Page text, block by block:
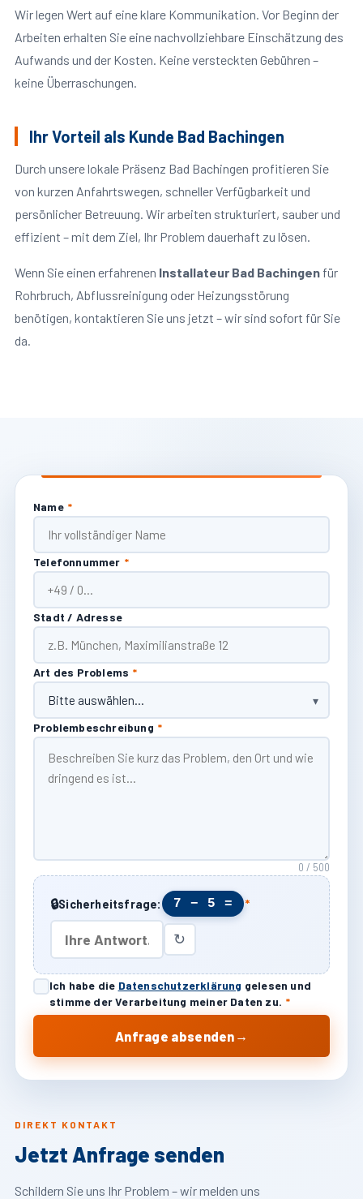
Wir legen Wert auf eine klare Kommunikation. Vor Beginn der
Arbeiten erhalten Sie eine nachvollziehbare Einschätzung des
Aufwands und der Kosten. Keine versteckten Gebühren –
keine Überraschungen.
Ihr Vorteil als Kunde Bad Bachingen
Durch unsere lokale Präsenz Bad Bachingen profitieren Sie
von kurzen Anfahrtswegen, schneller Verfügbarkeit und
persönlicher Betreuung. Wir arbeiten strukturiert, sauber und
effizient – mit dem Ziel, Ihr Problem dauerhaft zu lösen.
Wenn Sie einen erfahrenen Installateur Bad Bachingenfür
Rohrbruch, Abflussreinigung oder Heizungsstörung
benötigen, kontaktieren Sie uns jetzt – wir sind sofort für Sie
da.
DIREKT KONTAKT
Jetzt Anfrage senden
Schildern Sie uns Ihr Problem – wir melden uns
Name *
Telefonnummer *
Stadt / Adresse
Art des Problems *
Problembeschreibung *
0 / 500
🔒Sicherheitsfrage: 7 − 5 = *
↻
Ich habe die Datenschutzerklärung gelesen und
stimme der Verarbeitung meiner Daten zu. *
Anfrage absenden →